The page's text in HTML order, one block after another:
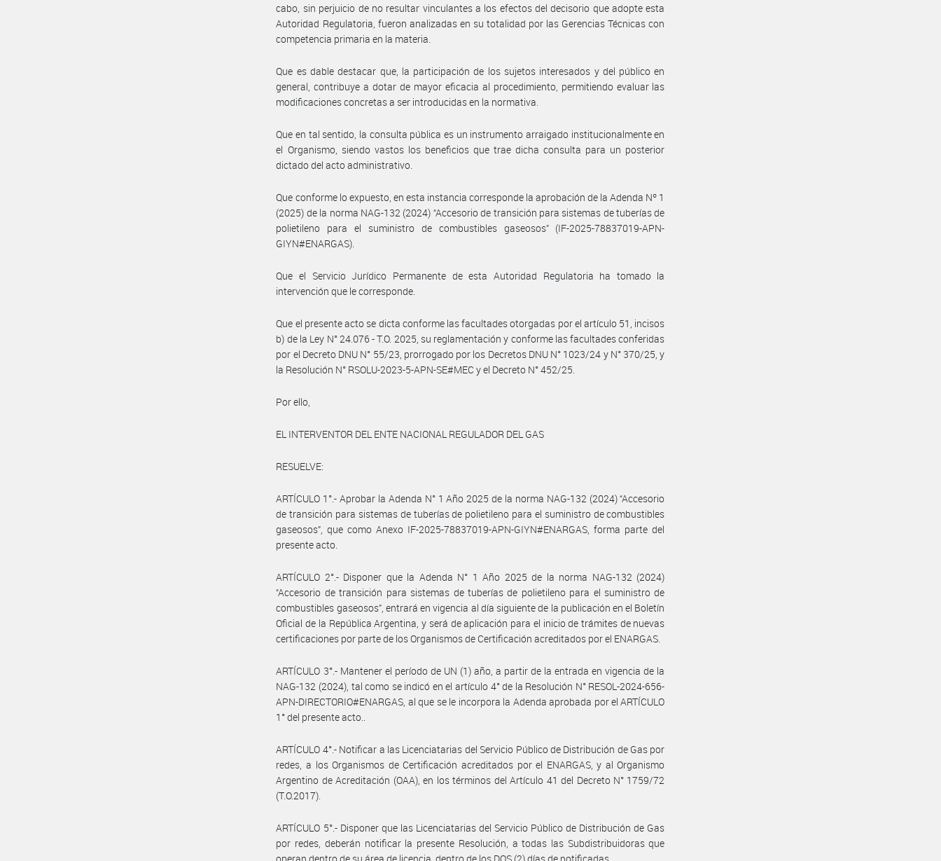
cabo, sin perjuicio de no resultar vinculantes a los efectos del decisorio que adopte esta
Autoridad Regulatoria, fueron analizadas en su totalidad por las Gerencias Técnicas con
competencia primaria en la materia.
Que es dable destacar que, la participación de los sujetos interesados y del público en
general, contribuye a dotar de mayor eficacia al procedimiento, permitiendo evaluar las
modificaciones concretas a ser introducidas en la normativa.
Que en tal sentido, la consulta pública es un instrumento arraigado institucionalmente en
el Organismo, siendo vastos los beneficios que trae dicha consulta para un posterior
dictado del acto administrativo.
Que conforme lo expuesto, en esta instancia corresponde la aprobación de la Adenda Nº 1
(2025) de la norma NAG-132 (2024) “Accesorio de transición para sistemas de tuberías de
polietileno para el suministro de combustibles gaseosos” (IF-2025-78837019-APN-
GIYN#ENARGAS).
Que el Servicio Jurídico Permanente de esta Autoridad Regulatoria ha tomado la
intervención que le corresponde.
Que el presente acto se dicta conforme las facultades otorgadas por el artículo 51, incisos
b) de la Ley N° 24.076 - T.O. 2025, su reglamentación y conforme las facultades conferidas
por el Decreto DNU N° 55/23, prorrogado por los Decretos DNU N° 1023/24 y N° 370/25, y
la Resolución N° RSOLU-2023-5-APN-SE#MEC y el Decreto N° 452/25.
Por ello,
EL INTERVENTOR DEL ENTE NACIONAL REGULADOR DEL GAS
RESUELVE:
ARTÍCULO 1°.- Aprobar la Adenda N° 1 Año 2025 de la norma NAG-132 (2024) “Accesorio
de transición para sistemas de tuberías de polietileno para el suministro de combustibles
gaseosos”, que como Anexo IF-2025-78837019-APN-GIYN#ENARGAS, forma parte del
presente acto.
ARTÍCULO 2°.- Disponer que la Adenda N° 1 Año 2025 de la norma NAG-132 (2024)
“Accesorio de transición para sistemas de tuberías de polietileno para el suministro de
combustibles gaseosos”, entrará en vigencia al día siguiente de la publicación en el Boletín
Oficial de la República Argentina, y será de aplicación para el inicio de trámites de nuevas
certificaciones por parte de los Organismos de Certificación acreditados por el ENARGAS.
ARTÍCULO 3°.- Mantener el período de UN (1) año, a partir de la entrada en vigencia de la
NAG-132 (2024), tal como se indicó en el artículo 4° de la Resolución N° RESOL-2024-656-
APN-DIRECTORIO#ENARGAS, al que se le incorpora la Adenda aprobada por el ARTÍCULO
1° del presente acto..
ARTÍCULO 4°.- Notificar a las Licenciatarias del Servicio Público de Distribución de Gas por
redes, a los Organismos de Certificación acreditados por el ENARGAS, y al Organismo
Argentino de Acreditación (OAA), en los términos del Artículo 41 del Decreto N° 1759/72
(T.O.2017).
ARTÍCULO 5°.- Disponer que las Licenciatarias del Servicio Público de Distribución de Gas
por redes, deberán notificar la presente Resolución, a todas las Subdistribuidoras que